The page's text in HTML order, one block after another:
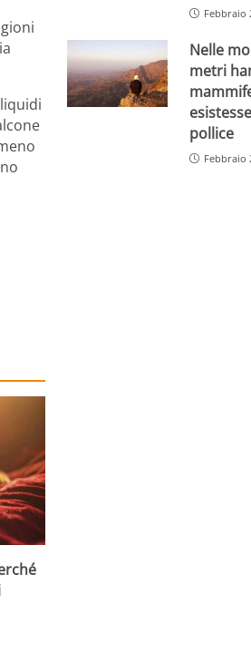
Febbraio
Nelle
metri
pollice
Febbraio